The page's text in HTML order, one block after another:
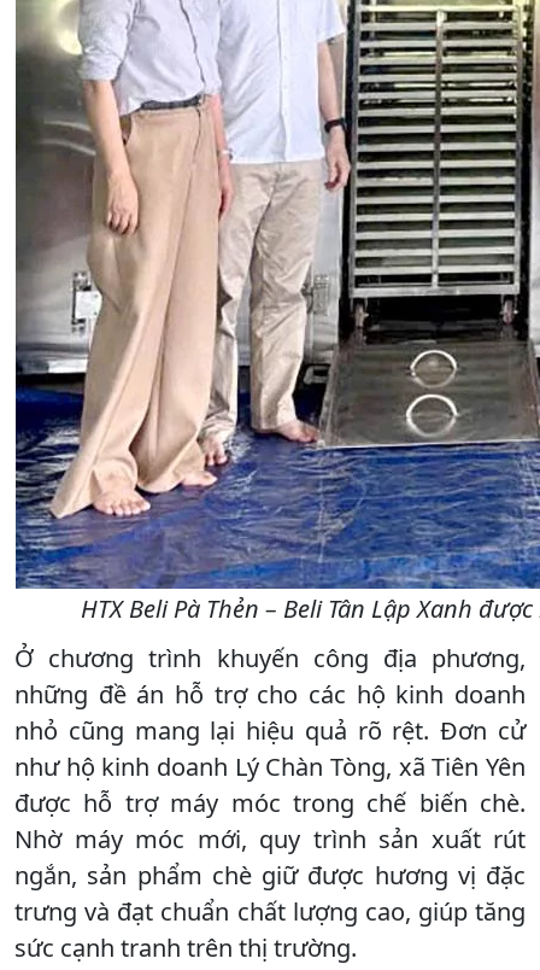
HTX Beli Pà Thẻn – Beli Tân Lập Xanh
Ở chương trình khuyến công địa phương,
những đề án hỗ trợ cho các hộ kinh doanh
nhỏ cũng mang lại hiệu quả rõ rệt. Đơn cử
như hộ kinh doanh Lý Chàn Tòng, xã Tiên Yên
được hỗ trợ máy móc trong chế biến chè.
Nhờ máy móc mới, quy trình sản xuất rút
ngắn, sản phẩm chè giữ được hương vị đặc
trưng và đạt chuẩn chất lượng cao, giúp tăng
sức cạnh tranh trên thị trường.